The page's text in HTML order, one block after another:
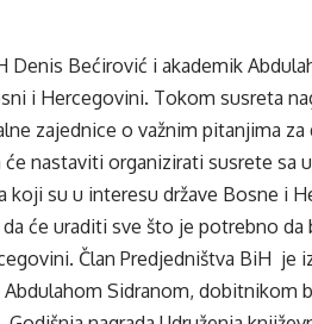
Denis Bećirović i akademik
i Hercegovini. Tokom susreta
zajednice o važnim pitanjima
nastaviti organizirati susrete sa
su u interesu države Bosne i
će uraditi sve što je potrebno
Član Predjedništva BiH je
Sidranom, dobitnikom